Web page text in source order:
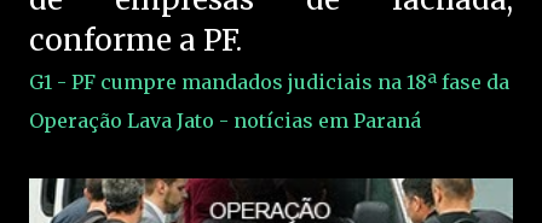
conforme a PF.
G1 - PF cumpre mandados judiciais na 18ª fase da
Operação Lava Jato - notícias em Paraná